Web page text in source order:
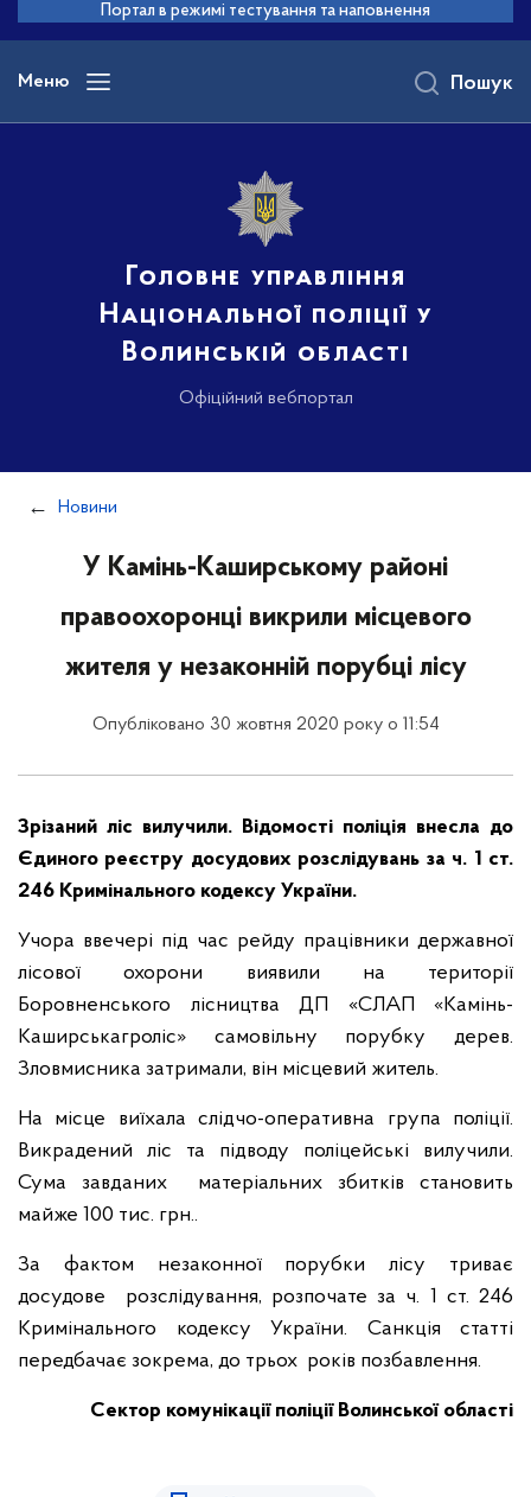
основного
вмісту
Портал в режимі тестування та наповнення
Меню
Головне управління
Національної поліції у
Волинській області
Офіційний вебпортал
Пошук
Новини
У Камінь-Каширському районі
правоохоронці викрили місцевого
жителя у незаконній порубці лісу
Опубліковано 30 жовтня 2020 року о 11:54
Зрізаний ліс вилучили. Відомості поліція внесла до
Єдиного реєстру досудових розслідувань за ч. 1 ст.
246 Кримінального кодексу України.
Учора ввечері під час рейду працівники державної
лісової охорони виявили на території
Боровненського лісництва ДП «СЛАП «Камінь-
Каширськагроліс» самовільну порубку дерев.
Зловмисника затримали, він місцевий житель.
На місце виїхала слідчо-оперативна група поліції.
Викрадений ліс та підводу поліцейські вилучили.
Сума завданих матеріальних збитків становить
майже 100 тис. грн..
За фактом незаконної порубки лісу триває
досудове розслідування, розпочате за ч. 1 ст. 246
Кримінального кодексу України. Санкція статті
передбачає зокрема, до трьох років позбавлення.
Сектор комунікації поліції Волинської області